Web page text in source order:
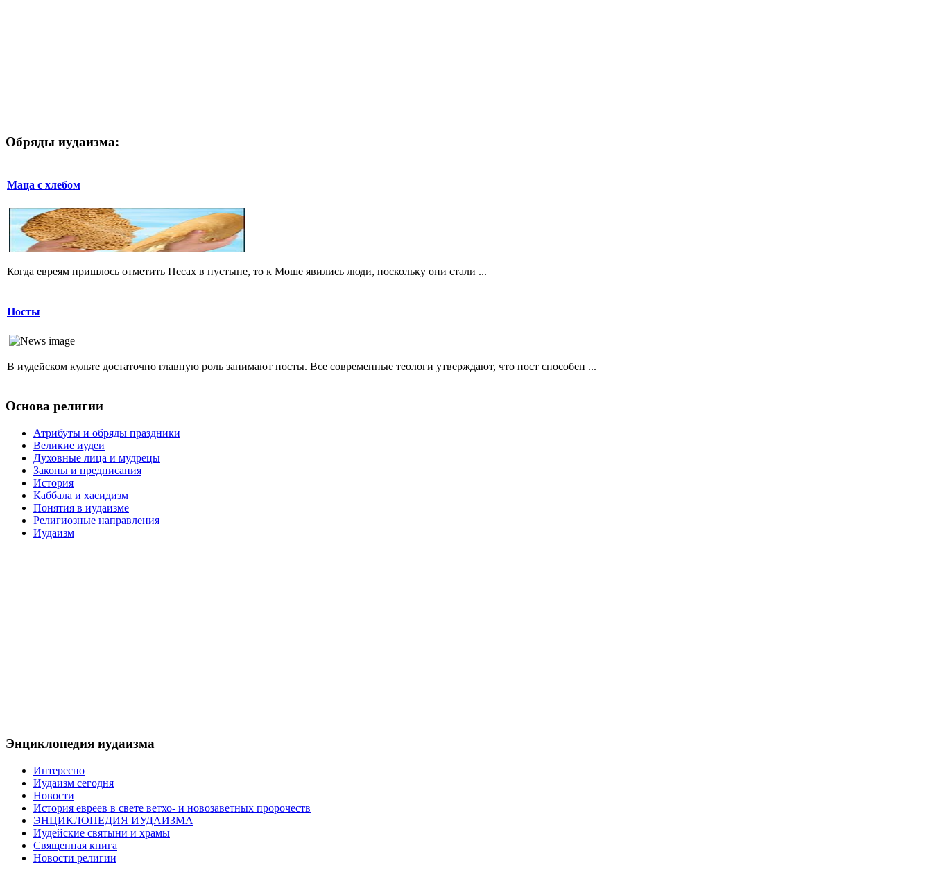
Обряды иудаизма:
Маца с хлебом
Когда евреям пришлось отметить Песах в пустыне, то к Моше явились люди, поскольку они стали ...
Посты
В иудейском культе достаточно главную роль занимают посты. Все современные теологи утверждают, что пост способен ...
Основа религии
Атрибуты и обряды праздники
Великие иудеи
Духовные лица и мудрецы
Законы и предписания
История
Каббала и хасидизм
Понятия в иудаизме
Религиозные направления
Иудаизм
Энциклопедия иудаизма
Интересно
Иудаизм сегодня
Новости
История евреев в свете ветхо- и новозаветных пророчеств
ЭНЦИКЛОПЕДИЯ ИУДАИЗМА
Иудейские святыни и храмы
Священная книга
Новости религии